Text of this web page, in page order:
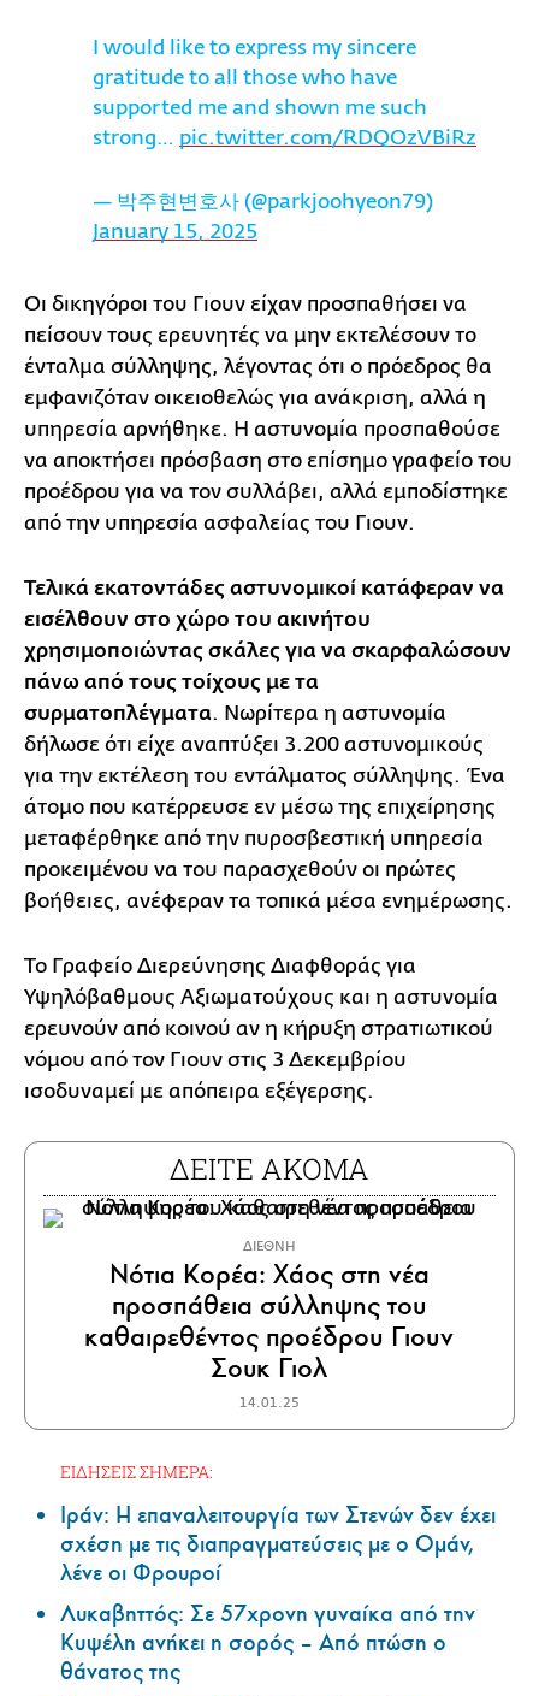
I would like to express my sincere
gratitude to all those who have
supported me and shown me such
strong… pic.twitter.com/RDQOzVBiRz
— 박주현변호사 (@parkjoohyeon79)
January 15, 2025
Οι δικηγόροι του Γιουν είχαν προσπαθήσει να
πείσουν τους ερευνητές να μην εκτελέσουν το
ένταλμα σύλληψης, λέγοντας ότι ο πρόεδρος θα
εμφανιζόταν οικειοθελώς για ανάκριση, αλλά η
υπηρεσία αρνήθηκε. Η αστυνομία προσπαθούσε
να αποκτήσει πρόσβαση στο επίσημο γραφείο του
προέδρου για να τον συλλάβει, αλλά εμποδίστηκε
από την υπηρεσία ασφαλείας του Γιουν.
Τελικά εκατοντάδες αστυνομικοί κατάφεραν να
εισέλθουν στο χώρο του ακινήτου
χρησιμοποιώντας σκάλες για να σκαρφαλώσουν
πάνω από τους τοίχους με τα
συρματοπλέγματα. Νωρίτερα η αστυνομία
δήλωσε ότι είχε αναπτύξει 3.200 αστυνομικούς
για την εκτέλεση του εντάλματος σύλληψης. Ένα
άτομο που κατέρρευσε εν μέσω της επιχείρησης
μεταφέρθηκε από την πυροσβεστική υπηρεσία
προκειμένου να του παρασχεθούν οι πρώτες
βοήθειες, ανέφεραν τα τοπικά μέσα ενημέρωσης.
Το Γραφείο Διερεύνησης Διαφθοράς για
Υψηλόβαθμους Αξιωματούχους και η αστυνομία
ερευνούν από κοινού αν η κήρυξη στρατιωτικού
νόμου από τον Γιουν στις 3 Δεκεμβρίου
ισοδυναμεί με απόπειρα εξέγερσης.
ΔΕΙΤΕ ΑΚΟΜΑ
ΔΙΕΘΝΗ
Νότια Κορέα: Χάος στη νέα
προσπάθεια σύλληψης του
καθαιρεθέντος προέδρου Γιουν
Σουκ Γιολ
14.01.25
ΕΙΔΗΣΕΙΣ ΣΗΜΕΡΑ:
Ιράν: Η επαναλειτουργία των Στενών δεν έχει
σχέση με τις διαπραγματεύσεις με ο Ομάν,
λένε οι Φρουροί
Λυκαβηττός: Σε 57χρονη γυναίκα από την
Κυψέλη ανήκει η σορός – Από πτώση ο
θάνατος της